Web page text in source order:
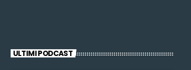
ULTIMI PODCAST